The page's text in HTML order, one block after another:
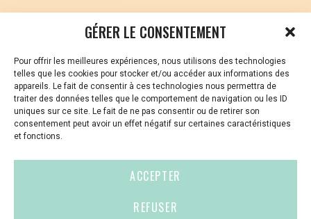
GÉRER LE CONSENTEMENT
Pour offrir les meilleures expériences, nous utilisons des technologies
telles que les cookies pour stocker et/ou accéder aux informations des
appareils. Le fait de consentir à ces technologies nous permettra de
traiter des données telles que le comportement de navigation ou les ID
uniques sur ce site. Le fait de ne pas consentir ou de retirer son
consentement peut avoir un effet négatif sur certaines caractéristiques
et fonctions.
ACCEPTER
REFUSER
CELLULE D’ÉCOUTE ET DE SOUTIEN PSYCHOLOGIQUE ET
Vous avez été témoin ou vous êtes victime de VSS ? Ou
vous êtes référent·es harcèlement en besoin de soutien
ou d’informations ?
01 87 20 30 90
violences-sexuelles-culture@audiens.org